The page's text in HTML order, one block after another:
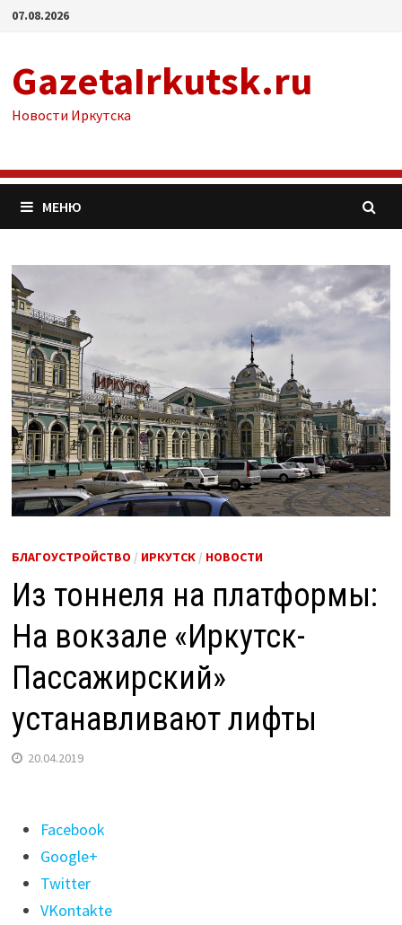
Перейти
07.08.2026
GazetaIrkutsk.ru
Новости Иркутска
МЕНЮ
БЛАГОУСТРОЙСТВО / ИРКУТСК/ НОВОСТИ
Из тоннеля на платформы:
На вокзале «Иркутск-
Пассажирский»
устанавливают лифты
20.04.2019
Поделиться
"Из
тоннеля
на
Facebook
Google+
Twitter
VKontakte